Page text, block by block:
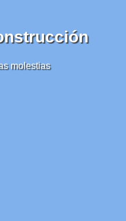
molestias